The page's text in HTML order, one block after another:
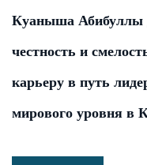
Куаныша Абибуллы
честность и
карьеру в путь
мирового уровня в